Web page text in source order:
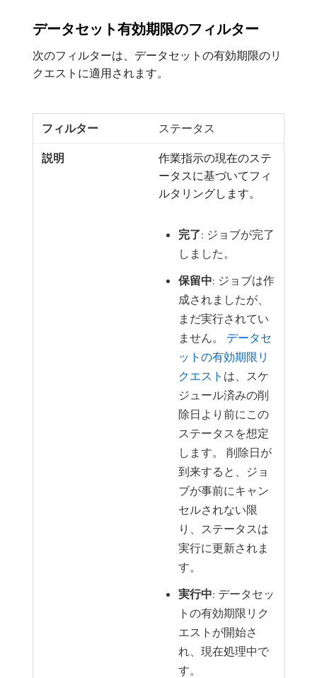
データセット有効期限のフィルター
次のフィルターは、データセットの有効期限のリ
クエストに適用されます。
ステータス
作業指示の現在のステ
ータスに基づいてフィ
ルタリングします。
完了: ジョブが完了
しました。
保留中: ジョブは作
成されましたが、
まだ実行されてい
ません。 データセ
ットの有効期限リ
クエスト は、スケ
ジュール済みの削
除日より前にこの
ステータスを想定
します。 削除日が
到来すると、ジョ
ブが事前にキャン
セルされない限
り、ステータスは
実行に更新されま
す。
実行中: データセッ
トの有効期限リク
エストが開始さ
れ、現在処理中で
す。